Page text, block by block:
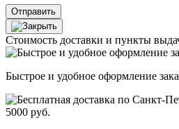
Отправить
Стоимость доставки и пункты
Быстрое и удобное оформление